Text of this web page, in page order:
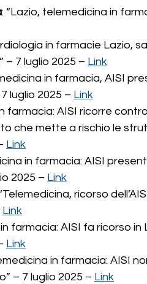
: “Lazio, telemedicina in
in farmacie Lazio,
– 7 luglio 2025 – Link
in farmacia, AISI
luglio 2025 – Link
farmacia: AISI ricorre
che mette a rischio le
Link
in farmacia: AISI
2025 – Link
ricorso
Link
farmacia: AISI fa ricorso in
Link
in farmacia: AISI
– 7 luglio 2025 – Link